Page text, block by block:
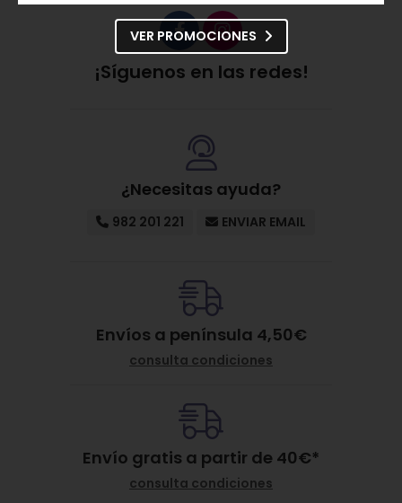
Oil), Prunus Amygdalus Dulcis (Sweet Almond) Oil,
Limonene, Citrus Limon (Lemon Peel Oil, Citrus
Aurantium Dulcis (Sinensis Sweet Orange) Peel Oil,
Lavandula Angustifolia (Lavender) Oil, Myristica
Fragans (Nutmeg) Kernel Oil, Citrus Aurantium
(Peppermint) Oil, Menthol, Caprylic/Capric
Triglyceride, Salvia Lavandulifolia Herb (Leaf) Oil,
Extract, Linalool, Citral, Geraniol, Eugenol, Coumarin,
Citronellol.
¡Síguenos en las redes!
¿Necesitas ayuda?
982 201 221 ENVIAR EMAIL
Envíos a península 4,50€
consulta condiciones
Envío gratis a partir de 40€*
consulta condiciones
VER PROMOCIONES